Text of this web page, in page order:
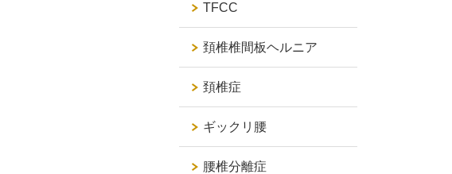
TFCC
頚椎椎間板ヘルニア
頚椎症
ギックリ腰
腰椎分離症